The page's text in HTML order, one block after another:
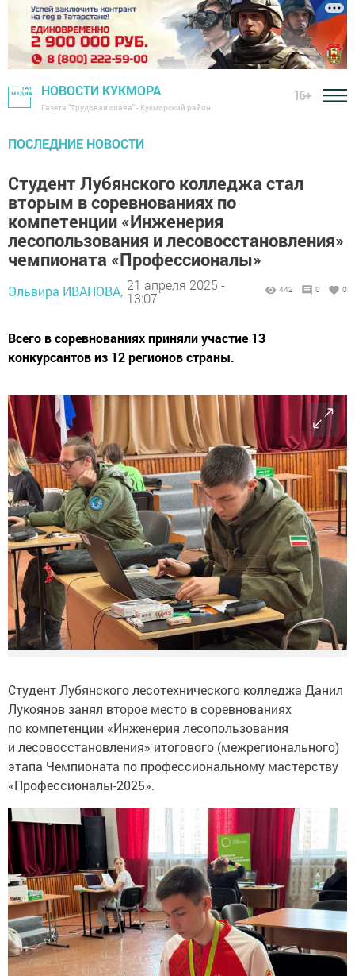
НОВОСТИ КУКМОРА
Газета "Трудовая слава" - Кукморский район
16+
ПОСЛЕДНИЕ НОВОСТИ
Студент Лубянского колледжа стал
вторым в соревнованиях по
компетенции «Инженерия
лесопользования и лесовосстановления»
чемпионата «Профессионалы»
Эльвира ИВАНОВА, 21 апреля 2025 -
13:07
442 0 0
Всего в соревнованиях приняли участие 13
конкурсантов из 12 регионов страны.
Студент Лубянского лесотехнического колледжа Данил
Лукоянов занял второе место в соревнованиях
по компетенции «Инженерия лесопользования
и лесовосстановления» итогового (межрегионального)
этапа Чемпионата по профессиональному мастерству
«Профессионалы-2025».